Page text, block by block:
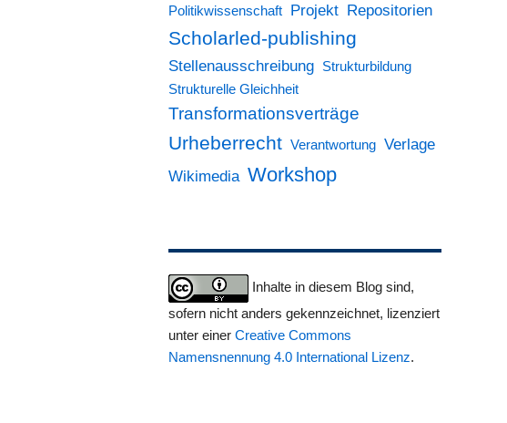
Politikwissenschaft
Projekt Repositorien
Scholarled-publishing
Stellenausschreibung
Strukturbildung
Strukturelle Gleichheit
Transformationsverträge
Urheberrecht Verantwortung Verlage
Wikimedia Workshop
Inhalte in diesem Blog sind,
sofern nicht anders gekennzeichnet, lizenziert
unter einer Creative Commons
Namensnennung 4.0 International Lizenz.